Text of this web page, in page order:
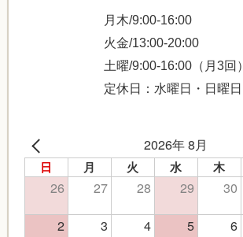
月木/9:00-16:00
火金/13:00-20:00
土曜/9:00-16:00（月3回）
定休日：水曜日・日曜日
2026年 8月
日 月 火 水 木
26 27 28 29 30
2
3 4 5 6